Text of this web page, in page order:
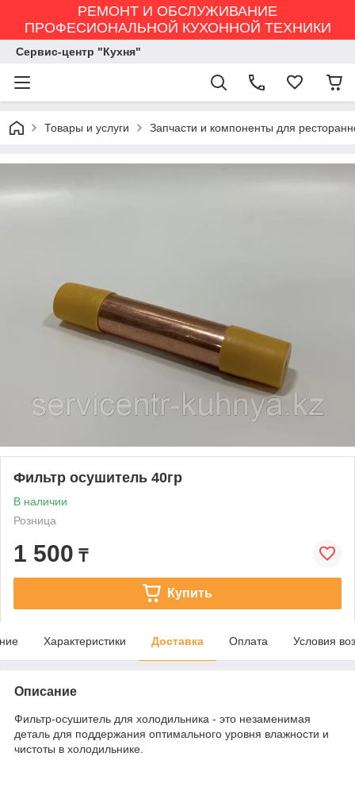
РЕМОНТ И ОБСЛУЖИВАНИЕ
ПРОФЕСИОНАЛЬНОЙ КУХОННОЙ ТЕХНИКИ
Сервис-центр "Кухня"
Товары и услуги Запчасти и компоненты для
Фильтр осушитель 40гр
В наличии
Розница
1 500 ₸
Купить
Характеристики Доставка Оплата Условия
Описание
Фильтр-осушитель для холодильника - это незаменимая
деталь для поддержания оптимального уровня влажности и
чистоты в холодильнике.